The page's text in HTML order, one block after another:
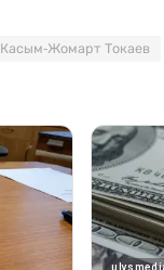
Касым-Жомарт Токаев